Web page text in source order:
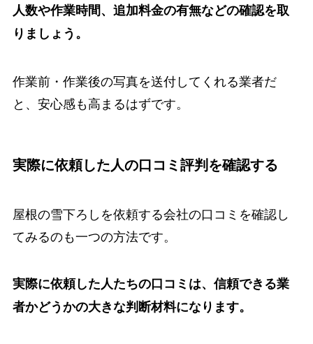
人数や作業時間、追加料金の有無などの確認を取
りましょう。
作業前・作業後の写真を送付してくれる業者だ
と、安心感も高まるはずです。
実際に依頼した人の口コミ評判を確認する
屋根の雪下ろしを依頼する会社の口コミを確認し
てみるのも一つの方法です。
実際に依頼した人たちの口コミは、信頼できる業
者かどうかの大きな判断材料になります。